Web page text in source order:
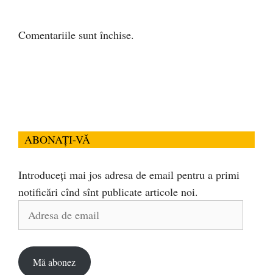
Comentariile sunt închise.
ABONAȚI-VĂ
Introduceți mai jos adresa de email pentru a primi
notificări cînd sînt publicate articole noi.
Adresa
Mă abonez